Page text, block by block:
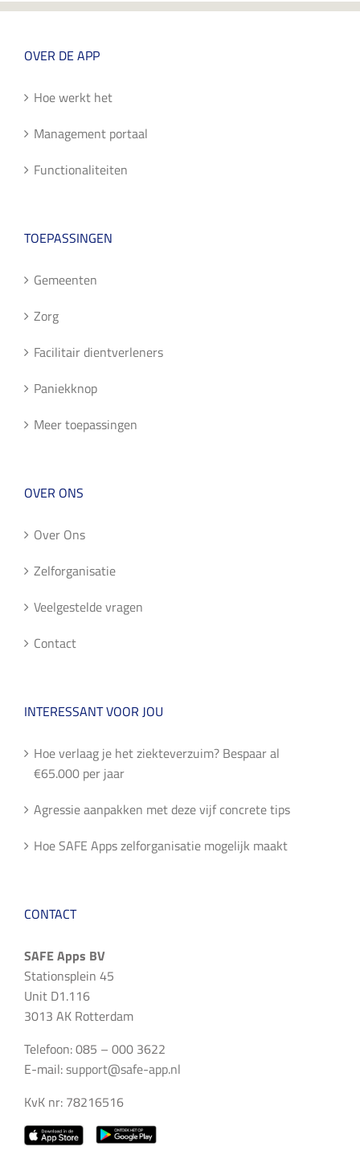
OVER DE APP
Hoe werkt het
Management portaal
Functionaliteiten
TOEPASSINGEN
Gemeenten
Zorg
Facilitair dientverleners
Paniekknop
Meer toepassingen
OVER ONS
Over Ons
Zelforganisatie
Veelgestelde vragen
Contact
INTERESSANT VOOR JOU
Hoe verlaag je het ziekteverzuim? Bespaar al
€65.000 per jaar
Agressie aanpakken met deze vijf concrete tips
Hoe SAFE Apps zelforganisatie mogelijk maakt
CONTACT
SAFE Apps BV
Stationsplein 45
Unit D1.116
3013 AK Rotterdam
Telefoon: 085 – 000 3622
E-mail:support@safe-app.nl
KvK nr: 78216516